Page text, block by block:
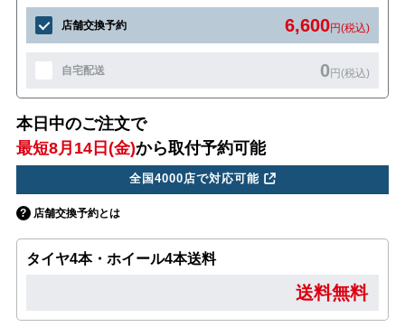
店舗交換予約 6,600円(税込)
自宅配送 0円(税込)
本日中のご注文で
最短8月14日(金)から取付予約可能
全国4000店で対応可能
店舗交換予約とは
タイヤ4本・ホイール4本送料
送料無料